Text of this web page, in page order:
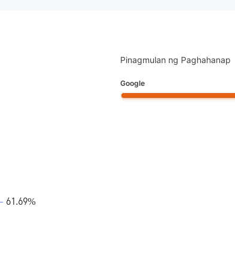
Pinagmulan ng Paghahanap
Google